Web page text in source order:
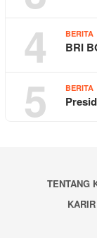
4 BERITA
BRI
5 BERITA
TENTANG
KARIR